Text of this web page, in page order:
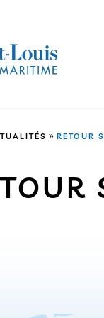
» RETOUR